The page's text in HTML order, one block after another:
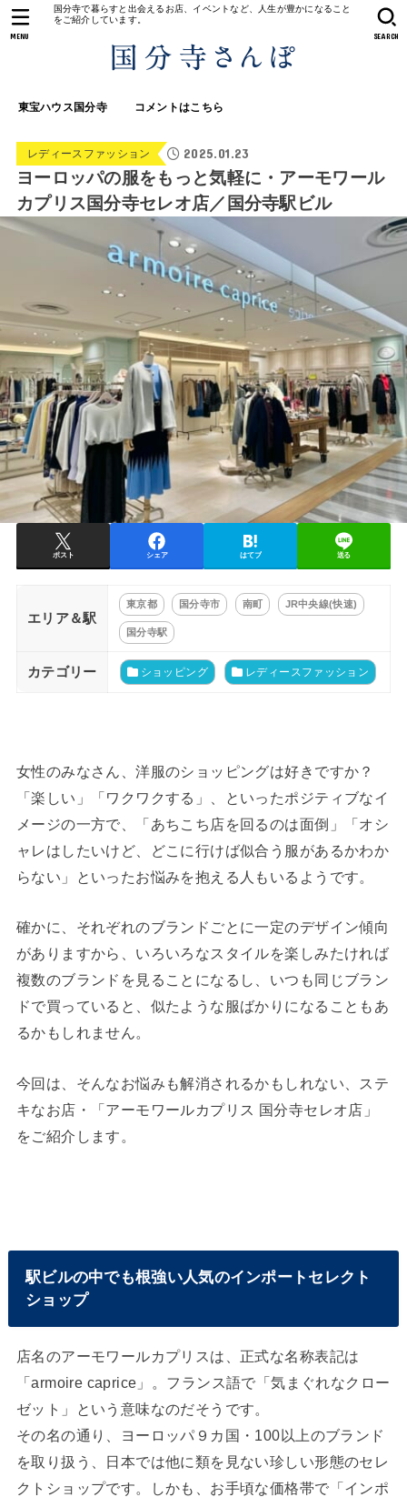
国分寺で暮らすと出会えるお店、イベントなど、人生が豊かになること
をご紹介しています。
東宝ハウス国分寺 コメントはこちら
SEARCH
MENU
レディースファッション 2025.01.23
ヨーロッパの服をもっと気軽に・アーモワール
カプリス国分寺セレオ店／国分寺駅ビル
ポスト シェア はてブ 送る
エリア＆駅
東京都 国分寺市 南町 JR中央線(快速)
国分寺駅
カテゴリー ショッピング レディースファッション
女性のみなさん、洋服のショッピングは好きですか？
「楽しい」「ワクワクする」、といったポジティブなイ
メージの一方で、「あちこち店を回るのは面倒」「オシ
ャレはしたいけど、どこに行けば似合う服があるかわか
らない」といったお悩みを抱える人もいるようです。
確かに、それぞれのブランドごとに一定のデザイン傾向
がありますから、いろいろなスタイルを楽しみたければ
複数のブランドを見ることになるし、いつも同じブラン
ドで買っていると、似たような服ばかりになることもあ
るかもしれません。
今回は、そんなお悩みも解消されるかもしれない、ステ
キなお店・「アーモワールカプリス 国分寺セレオ店」
をご紹介します。
駅ビルの中でも根強い人気のインポートセレクト
ショップ
店名のアーモワールカプリスは、正式な名称表記は
「armoire caprice」。フランス語で「気まぐれなクロー
ゼット」という意味なのだそうです。
その名の通り、ヨーロッパ９カ国・100以上のブランド
を取り扱う、日本では他に類を見ない珍しい形態のセレ
クトショップです。しかも、お手頃な価格帯で「インポ